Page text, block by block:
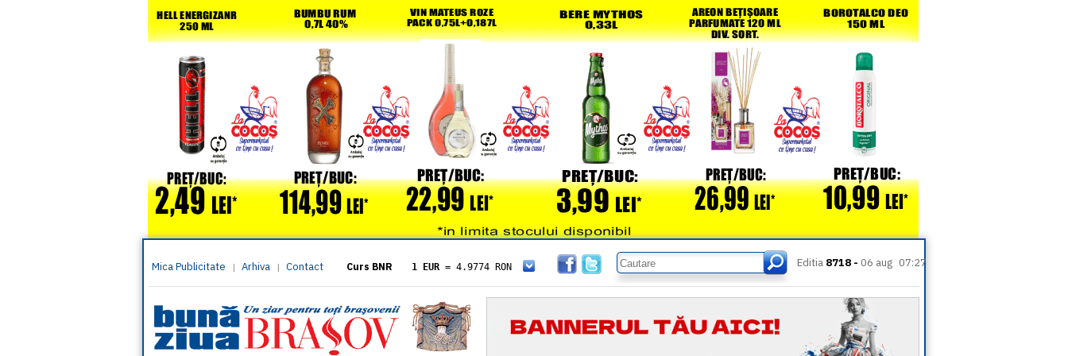
Mica Publicitate | Arhiva | Contact Curs BNR 1 EUR = 4.9774 RON
= 5.8304 RON
1 XAU= 464.4611 RON
1 AED= 1.1933 RON
1 AUD= 2.7957 RON
1 BGN= 2.5449 RON
Editia 8718 - 06 aug 07:27